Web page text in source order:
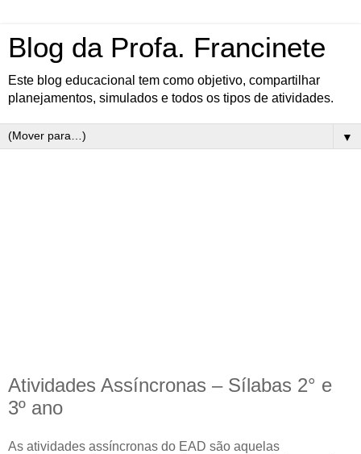
Blog da Profa. Francinete
Este blog educacional tem como objetivo, compartilhar
planejamentos, simulados e todos os tipos de atividades.
▼
Atividades Assíncronas – Sílabas 2° e
3º ano
As atividades assíncronas do EAD são aquelas